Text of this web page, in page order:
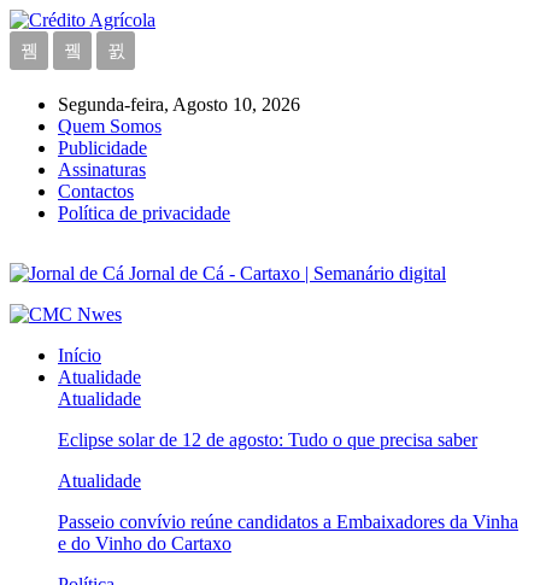
Segunda-feira, Agosto 10, 2026
Quem Somos
Publicidade
Assinaturas
Contactos
Política de privacidade
Jornal de Cá - Cartaxo | Semanário digital
Início
Atualidade
Atualidade
Eclipse solar de 12 de agosto: Tudo o que precisa saber
Atualidade
Passeio convívio reúne candidatos a Embaixadores da Vinha
e do Vinho do Cartaxo